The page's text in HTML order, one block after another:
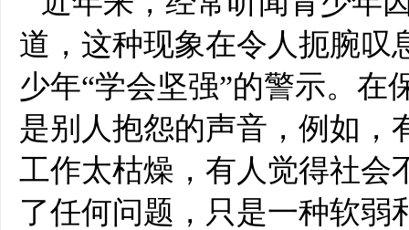
道，这种现象在令人扼腕叹
少年“学会坚强”的警示。在
是别人抱怨的声音，例如，
工作太枯燥，有人觉得社
了任何问题，只是一种软弱